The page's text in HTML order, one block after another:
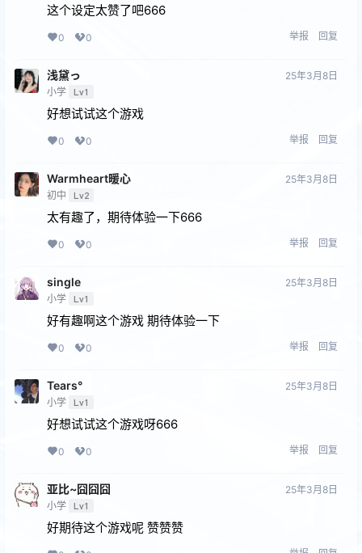
这个设定太赞了吧666
0 0 举报 回复
浅黛っ
小学 Lv1
25年3月8日
好想试试这个游戏
0 0 举报 回复
Warmheart暖心
初中 Lv2
25年3月8日
太有趣了，期待体验一下666
0 0 举报 回复
single
小学 Lv1
25年3月8日
好有趣啊这个游戏 期待体验一下
0 0 举报 回复
Tears°
小学 Lv1
25年3月8日
好想试试这个游戏呀666
0 0 举报 回复
亚比~囧囧囧
小学 Lv1
25年3月8日
好期待这个游戏呢 赞赞赞